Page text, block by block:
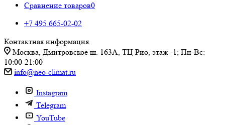
Сравнение товаров0
+7 495 665-02-02
Контактная информация
Москва, Дмитровское ш. 163А, ТЦ Рио, этаж -1; Пн-Вс:
10:00-21:00
info@neo-climat.ru
Instagram
Telegram
YouTube